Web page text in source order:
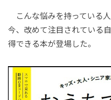
こんな悩みを持っている
今、改めて注目されている
得できる本が登場した。